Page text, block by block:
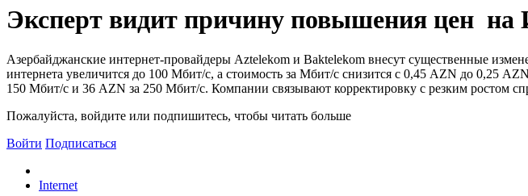
Эксперт видит причину повышения цен
Азербайджанские интернет-провайдеры Aztelekom и Baktelekom внесут существенные
интернета увеличится до 100 Мбит/с, а стоимость за Мбит/с снизится с 0,45 AZN до 0,25
150 Мбит/с и 36 AZN за 250 Мбит/с. Компании связывают корректировку с резким ростом
Пожалуйста, войдите или подпишитесь, чтобы читать больше
Войти Подписаться
Internet